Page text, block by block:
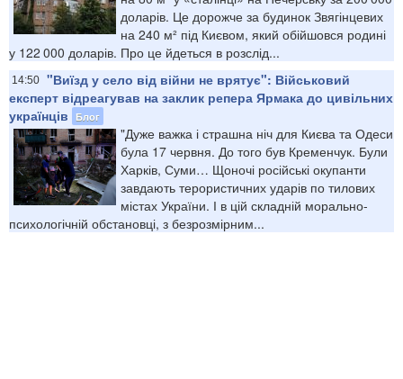
доларів. Це дорожче за будинок Звягінцевих
на 240 м² під Києвом, який обійшовся родині
у 122 000 доларів. Про це йдеться в розслід...
14:50 "Виїзд у село від війни не врятує": Військовий
експерт відреагував на заклик репера Ярмака до цивільних
українців
Блог
"Дуже важка і страшна ніч для Києва та Одеси
була 17 червня. До того був Кременчук. Були
Харків, Суми… Щоночі російські окупанти
завдають терористичних ударів по тилових
містах України. І в цій складній морально-
психологічній обстановці, з безрозмірним...